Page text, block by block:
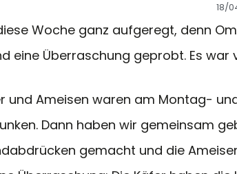
18/
Woche ganz aufgeregt, denn
eine Überraschung geprobt. Es war
und Ameisen waren am Montag-
Dann haben wir gemeinsam
gemacht und die